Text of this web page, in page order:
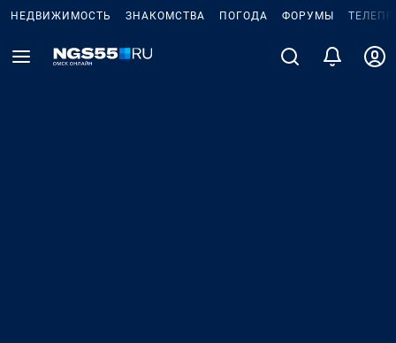
НЕДВИЖИМОСТЬ ЗНАКОМСТВА ПОГОДА ФОРУМЫ